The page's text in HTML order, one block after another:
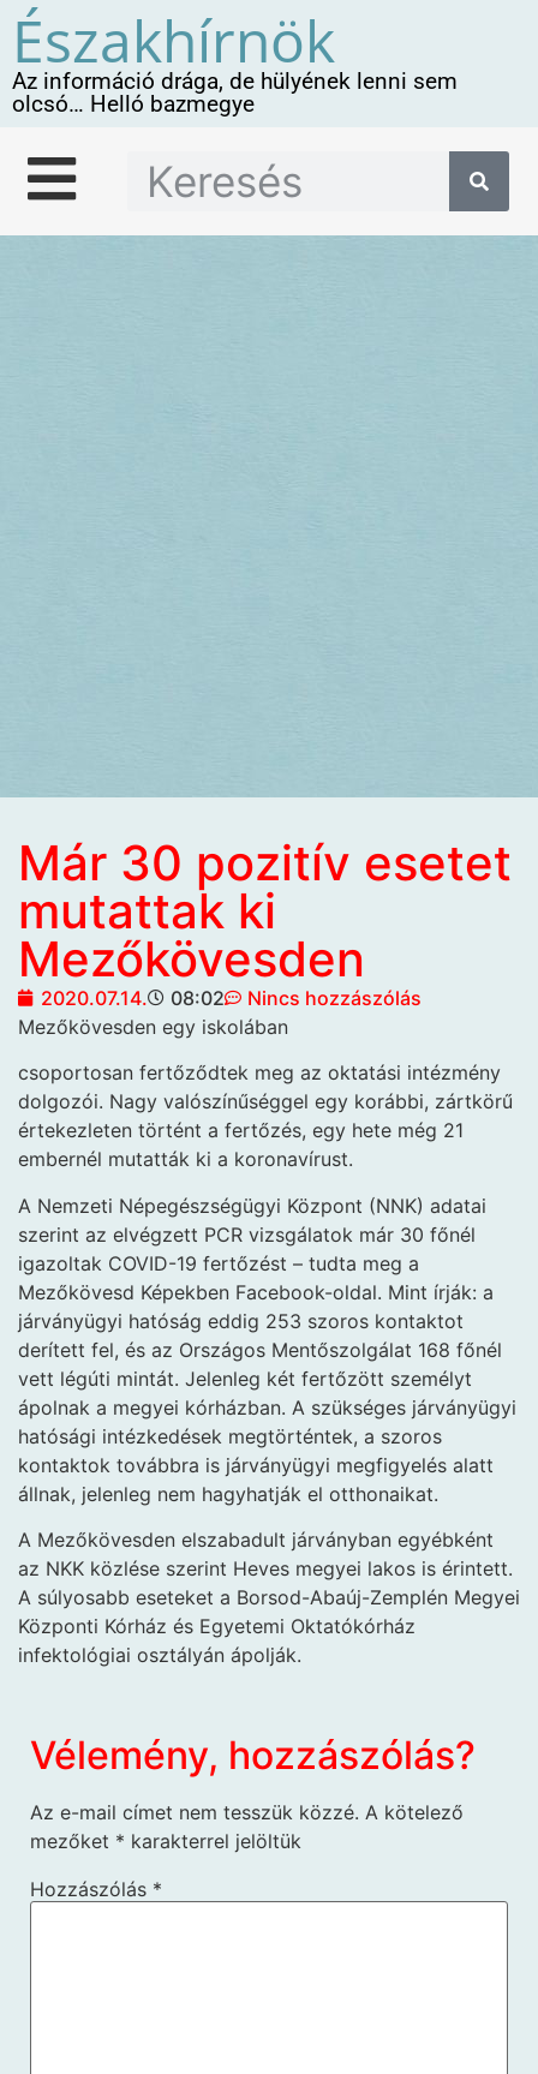
Északhírnök
Az információ drága, de hülyének lenni sem
olcsó… Helló bazmegye
Már 30 pozitív esetet
mutattak ki
Mezőkövesden
2020.07.14. 08:02
Nincs hozzászólás
Mezőkövesden egy iskolában
csoportosan fertőződtek meg az oktatási intézmény
dolgozói. Nagy valószínűséggel egy korábbi, zártkörű
értekezleten történt a fertőzés, egy hete még 21
embernél mutatták ki a koronavírust.
A Nemzeti Népegészségügyi Központ (NNK) adatai
szerint az elvégzett PCR vizsgálatok már 30 főnél
igazoltak COVID-19 fertőzést – tudta meg a
Mezőkövesd Képekben Facebook-oldal. Mint írják: a
járványügyi hatóság eddig 253 szoros kontaktot
derített fel, és az Országos Mentőszolgálat 168 főnél
vett légúti mintát. Jelenleg két fertőzött személyt
ápolnak a megyei kórházban. A szükséges járványügyi
hatósági intézkedések megtörténtek, a szoros
kontaktok továbbra is járványügyi megfigyelés alatt
állnak, jelenleg nem hagyhatják el otthonaikat.
A Mezőkövesden elszabadult járványban egyébként
az NKK közlése szerint Heves megyei lakos is érintett.
A súlyosabb eseteket a Borsod-Abaúj-Zemplén Megyei
Központi Kórház és Egyetemi Oktatókórház
infektológiai osztályán ápolják.
Vélemény, hozzászólás?
Az e-mail címet nem tesszük közzé. A kötelező
mezőket * karakterrel jelöltük
Hozzászólás *